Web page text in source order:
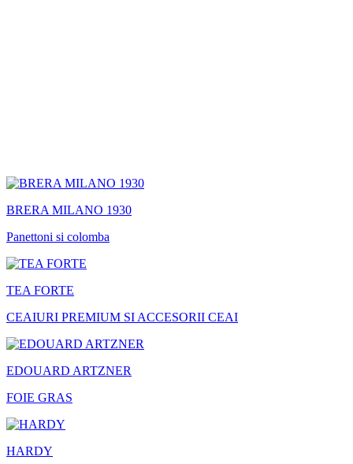
BRERA MILANO 1930
Panettoni si colomba
TEA FORTE
CEAIURI PREMIUM SI ACCESORII CEAI
EDOUARD ARTZNER
FOIE GRAS
HARDY